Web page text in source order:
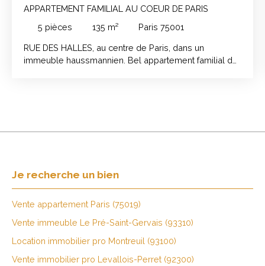
APPARTEMENT FAMILIAL AU COEUR DE PARIS
5 pièces 135 m² Paris 75001
RUE DES HALLES, au centre de Paris, dans un
immeuble haussmannien. Bel appartement familial de
Je recherche un bien
Vente appartement Paris (75019)
Vente immeuble Le Pré-Saint-Gervais (93310)
Location immobilier pro Montreuil (93100)
Vente immobilier pro Levallois-Perret (92300)